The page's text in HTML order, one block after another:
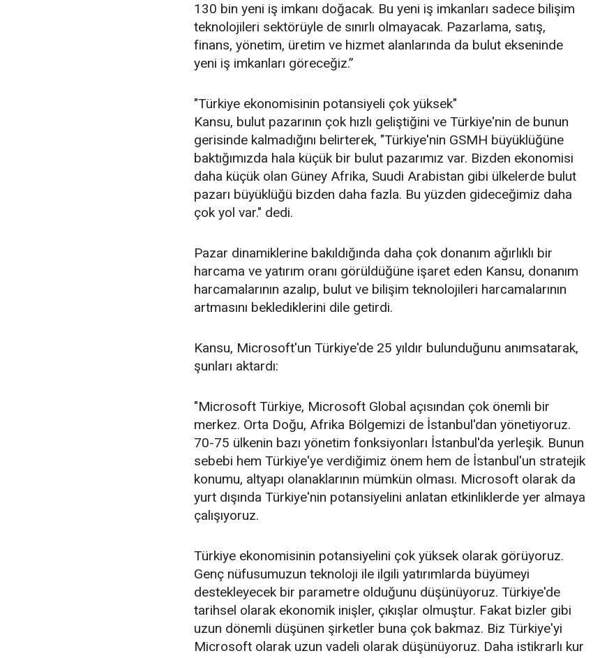
130 bin yeni iş imkanı doğacak. Bu yeni iş imkanları sadece bilişim
teknolojileri sektörüyle de sınırlı olmayacak. Pazarlama, satış,
finans, yönetim, üretim ve hizmet alanlarında da bulut ekseninde
yeni iş imkanları göreceğiz.”
"Türkiye ekonomisinin potansiyeli çok yüksek"
Kansu, bulut pazarının çok hızlı geliştiğini ve Türkiye'nin de bunun
gerisinde kalmadığını belirterek, "Türkiye'nin GSMH büyüklüğüne
baktığımızda hala küçük bir bulut pazarımız var. Bizden ekonomisi
daha küçük olan Güney Afrika, Suudi Arabistan gibi ülkelerde bulut
pazarı büyüklüğü bizden daha fazla. Bu yüzden gideceğimiz daha
çok yol var." dedi.
Pazar dinamiklerine bakıldığında daha çok donanım ağırlıklı bir
harcama ve yatırım oranı görüldüğüne işaret eden Kansu, donanım
harcamalarının azalıp, bulut ve bilişim teknolojileri harcamalarının
artmasını beklediklerini dile getirdi.
Kansu, Microsoft'un Türkiye'de 25 yıldır bulunduğunu anımsatarak,
şunları aktardı:
"Microsoft Türkiye, Microsoft Global açısından çok önemli bir
merkez. Orta Doğu, Afrika Bölgemizi de İstanbul'dan yönetiyoruz.
70-75 ülkenin bazı yönetim fonksiyonları İstanbul'da yerleşik. Bunun
sebebi hem Türkiye'ye verdiğimiz önem hem de İstanbul'un stratejik
konumu, altyapı olanaklarının mümkün olması. Microsoft olarak da
yurt dışında Türkiye'nin potansiyelini anlatan etkinliklerde yer almaya
çalışıyoruz.
Türkiye ekonomisinin potansiyelini çok yüksek olarak görüyoruz.
Genç nüfusumuzun teknoloji ile ilgili yatırımlarda büyümeyi
destekleyecek bir parametre olduğunu düşünüyoruz. Türkiye'de
tarihsel olarak ekonomik inişler, çıkışlar olmuştur. Fakat bizler gibi
uzun dönemli düşünen şirketler buna çok bakmaz. Biz Türkiye'yi
Microsoft olarak uzun vadeli olarak düşünüyoruz. Daha istikrarlı kur